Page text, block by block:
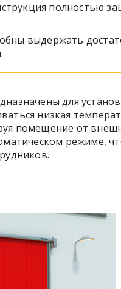
полностью
выдержать
для
низкая
помещение от
режиме,